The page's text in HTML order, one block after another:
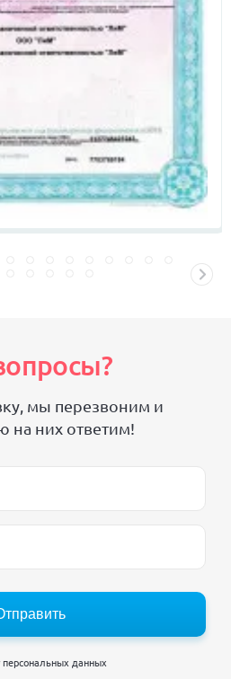
мы перезвоним и
на них ответим!
персональных данных